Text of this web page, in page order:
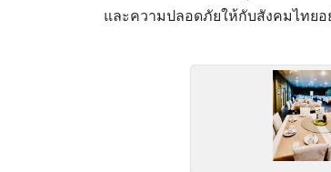
และความปลอดภัยให้กับสังคมไทยอ